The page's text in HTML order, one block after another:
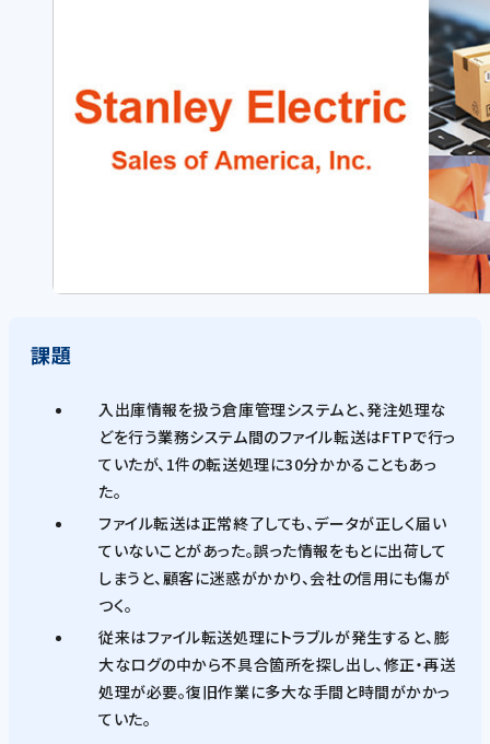
課題
入出庫情報を扱う倉庫管理システムと、発注処理な
どを行う業務システム間のファイル転送はFTPで行っ
ていたが、1件の転送処理に30分かかることもあっ
た。
ファイル転送は正常終了しても、データが正しく届い
ていないことがあった。誤った情報をもとに出荷して
しまうと、顧客に迷惑がかかり、会社の信用にも傷が
つく。
従来はファイル転送処理にトラブルが発生すると、膨
大なログの中から不具合箇所を探し出し、修正・再送
処理が必要。復旧作業に多大な手間と時間がかかっ
ていた。